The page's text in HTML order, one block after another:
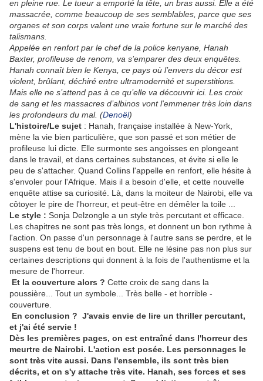
en pleine rue. Le tueur a emporté la tête, un bras aussi. Elle a été
massacrée, comme beaucoup de ses semblables, parce que ses
organes et son corps valent une vraie fortune sur le marché des
talismans.
Appelée en renfort par le chef de la police kenyane, Hanah
Baxter, profileuse de renom, va s’emparer des deux enquêtes.
Hanah connaît bien le Kenya, ce pays où l’envers du décor est
violent, brûlant, déchiré entre ultramodernité et superstitions.
Mais elle ne s’attend pas à ce qu’elle va découvrir ici. Les croix
de sang et les massacres d’albinos vont l'emmener très loin dans
les profondeurs du mal. (Denoël)
L'histoire/Le sujet : Hanah, française installée à New-York,
mène la vie bien particulière, que son passé et son métier de
profileuse lui dicte. Elle surmonte ses angoisses en plongeant
dans le travail, et dans certaines substances, et évite si elle le
peu de s'attacher. Quand Collins l'appelle en renfort, elle hésite à
s'envoler pour l'Afrique. Mais il a besoin d'elle, et cette nouvelle
enquête attise sa curiosité. Là, dans la moiteur de Nairobi, elle va
côtoyer le pire de l'horreur, et peut-être en démêler la toile ...
Le style : Sonja Delzongle a un style très percutant et efficace.
Les chapitres ne sont pas très longs, et donnent un bon rythme à
l'action. On passe d'un personnage à l'autre sans se perdre, et le
suspens est tenu de bout en bout. Elle ne lésine pas non plus sur
certaines descriptions qui donnent à la fois de l'authentisme et la
mesure de l'horreur.
Et la couverture alors ? Cette croix de sang dans la
poussière... Tout un symbole... Très belle - et horrible -
couverture.
En conclusion ? J'avais envie de lire un thriller percutant,
et j'ai été servie !
Dès les premières pages, on est entraîné dans l'horreur des
meurtre de Nairobi. L'action est posée. Les personnages le
sont très vite aussi. Dans l'ensemble, ils sont très bien
décrits, et on s'y attache très vite. Hanah, ses forces et ses